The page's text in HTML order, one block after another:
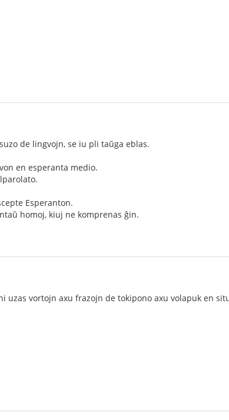
de lingvojn, se iu pli taŭga eblas.
en esperanta medio.
Esperanton.
homoj, kiuj ne komprenas ĝin.
uzas vortojn axu frazojn de tokipono axu volapuk en